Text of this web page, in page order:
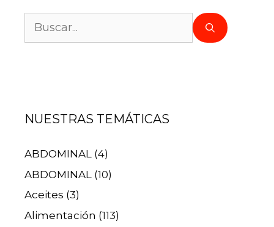
NUESTRAS TEMÁTICAS
ABDOMINAL (4)
ABDOMINAL (10)
Aceites (3)
Alimentación (113)